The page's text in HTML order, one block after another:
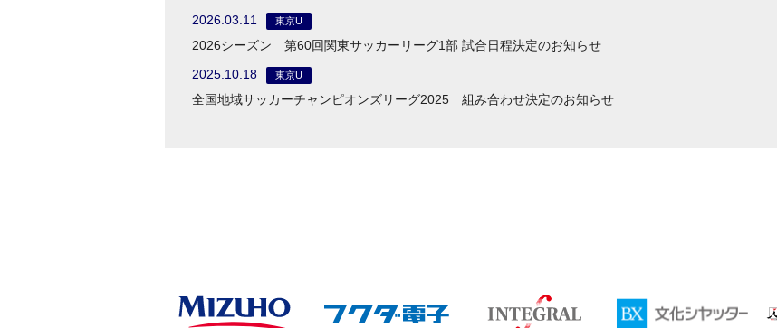
2026.03.11
東京U
2026シーズン 第60回関東サッカーリーグ1部 試合日程決定のお知らせ
2025.10.18
東京U
全国地域サッカーチャンピオンズリーグ2025 組み合わせ決定のお知らせ